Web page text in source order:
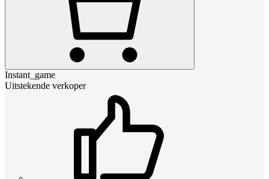
Instant_game
Uitstekende verkoper